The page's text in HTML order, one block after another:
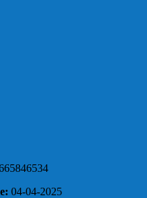
04-04-2025